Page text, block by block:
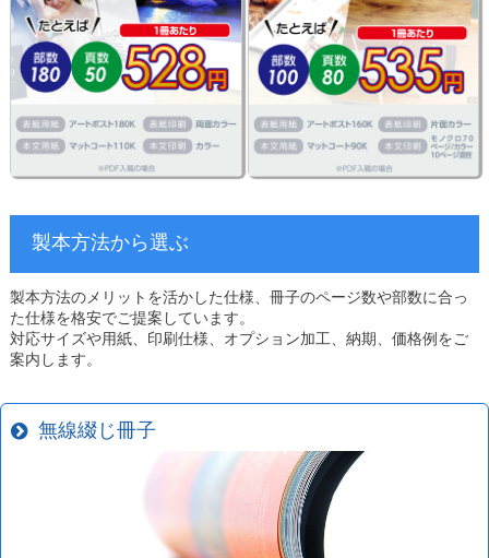
製本方法から選ぶ
製本方法のメリットを活かした仕様、冊子のページ数や部数に合っ
た仕様を格安でご提案しています。
対応サイズや用紙、印刷仕様、オプション加工、納期、価格例をご
案内します。
無線綴じ冊子